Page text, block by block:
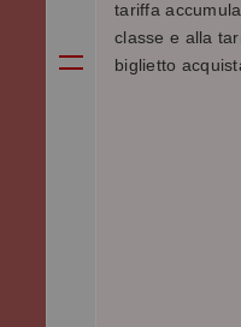
tariffa
classe e alla
biglietto